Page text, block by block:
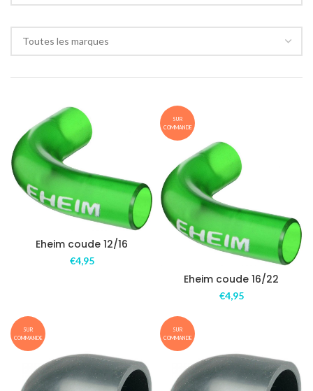
Toutes les marques
Eheim coude 12/16
€4,95
SUR
COMMANDE
Eheim coude 16/22
€4,95
SUR
COMMANDE
SUR
COMMANDE